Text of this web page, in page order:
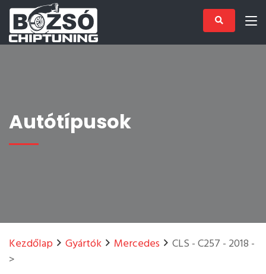
Autótípusok
Kezdőlap Gyártók Mercedes
CLS - C257 - 2018 -
>